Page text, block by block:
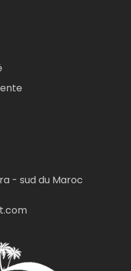
- sud du Maroc